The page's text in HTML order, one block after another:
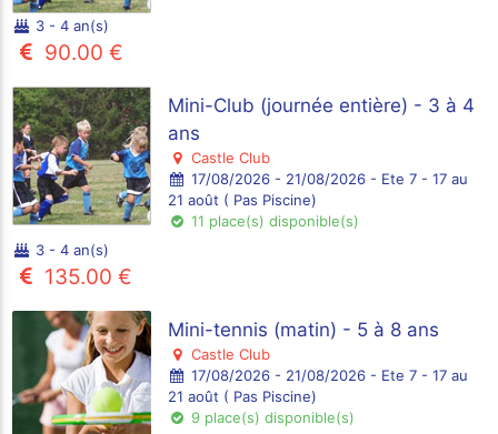
3 - 4 an(s)
90.00 €
Mini-Club (journée entière) - 3 à 4
ans
Castle Club
17/08/2026 - 21/08/2026 - Ete 7 - 17 au
21 août ( Pas Piscine)
11 place(s) disponible(s)
3 - 4 an(s)
135.00 €
Mini-tennis (matin) - 5 à 8 ans
Castle Club
17/08/2026 - 21/08/2026 - Ete 7 - 17 au
21 août ( Pas Piscine)
9 place(s) disponible(s)